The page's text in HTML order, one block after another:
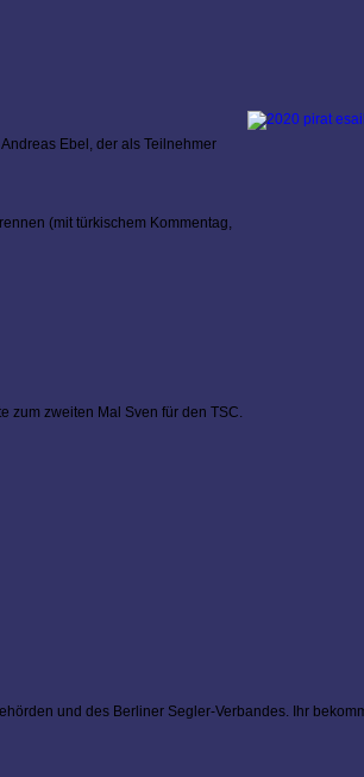
Ebel, der als Teilnehmer
(mit türkischem Kommentag,
zum zweiten Mal Sven für den TSC.
und des Berliner Segler-Verbandes. Ihr